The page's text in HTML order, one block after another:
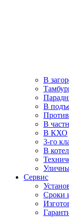
В
В
В
В КХО
3-го
В
Сервис
Сроки